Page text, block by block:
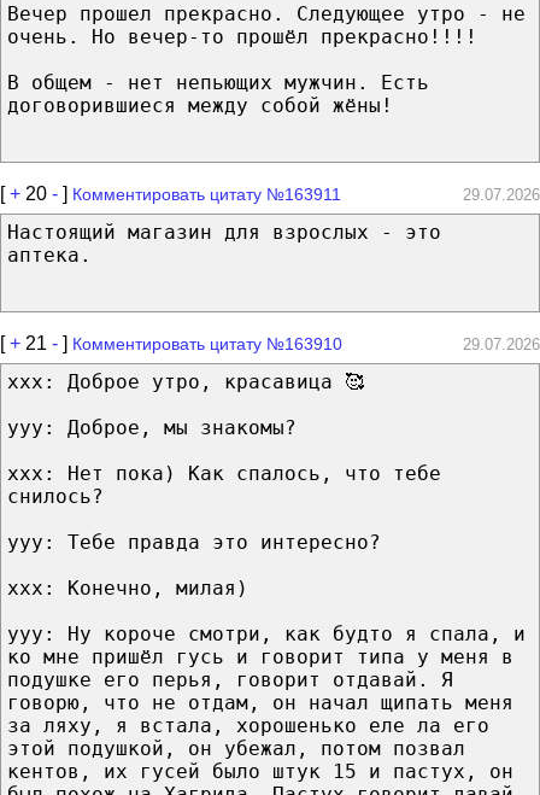
Вечер прошел прекрасно. Следующее утро - не
очень. Но вечер-то прошёл прекрасно!!!!
В общем - нет непьющих мужчин. Есть
договорившиеся между собой жёны!
[+ 20 - ] Комментировать цитату №163911 29.07.2026
Настоящий магазин для взрослых - это
аптека.
[+ 21 - ] Комментировать цитату №163910 29.07.2026
xxx: Доброе утро, красавица 🥰
yyy: Доброе, мы знакомы?
xxx: Нет пока) Как спалось, что тебе
снилось?
yyy: Тебе правда это интересно?
xxx: Конечно, милая)
yyy: Ну короче смотри, как будто я спала, и
ко мне пришёл гусь и говорит типа у меня в
подушке его перья, говорит отдавай. Я
говорю, что не отдам, он начал щипать меня
за ляху, я встала, хорошенько еле ла его
этой подушкой, он убежал, потом позвал
кентов, их гусей было штук 15 и пастух, он